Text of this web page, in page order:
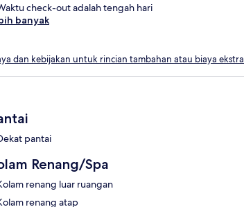
check-out adalah tengah hari
banyak
dan kebijakan untuk rincian tambahan atau biaya ekstra
pantai
Renang/Spa
renang luar ruangan
renang atap